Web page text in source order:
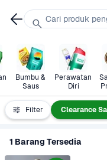
Bumbu &
Saus
Perawatan
Diri
Filter Clearance
1 Barang Tersedia
Cari produk